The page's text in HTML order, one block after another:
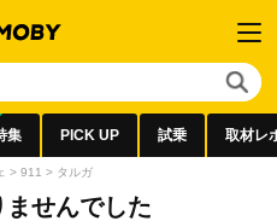
集 PICK UP 試乗 取材レ
> 911 > タルガ
せんでした